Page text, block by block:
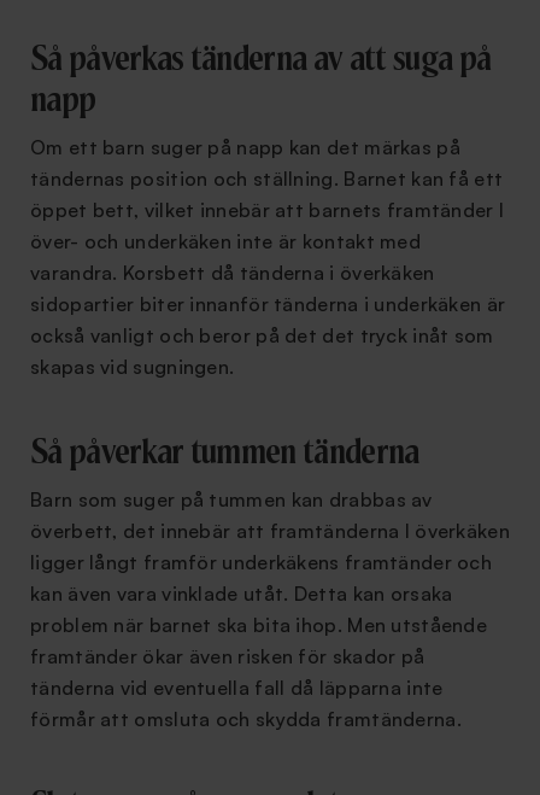
Så påverkas tänderna av att suga på
napp
Om ett barn suger på napp kan det märkas på
tändernas position och ställning. Barnet kan få ett
öppet bett, vilket innebär att barnets framtänder I
över- och underkäken inte är kontakt med
varandra. Korsbett då tänderna i överkäken
sidopartier biter innanför tänderna i underkäken är
också vanligt och beror på det det tryck inåt som
skapas vid sugningen.
Så påverkar tummen tänderna
Barn som suger på tummen kan drabbas av
överbett, det innebär att framtänderna I överkäken
ligger långt framför underkäkens framtänder och
kan även vara vinklade utåt. Detta kan orsaka
problem när barnet ska bita ihop. Men utstående
framtänder ökar även risken för skador på
tänderna vid eventuella fall då läpparna inte
förmår att omsluta och skydda framtänderna.